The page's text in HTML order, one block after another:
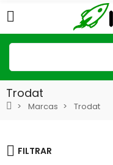
Trodat
Marcas Trodat
FILTRAR